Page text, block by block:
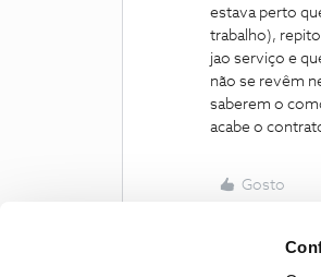
estava perto
trabalho),
jao serviço e
não se revêm
saberem o
acabe o
Gosto